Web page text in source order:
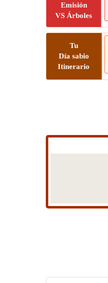
Emisión
VS Árboles
Tu
Día sabio
Itinerario